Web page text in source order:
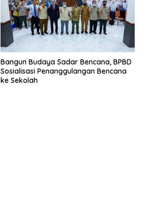
Bangun Budaya Sadar Bencana, BPBD
Sosialisasi Penanggulangan Bencana
ke Sekolah